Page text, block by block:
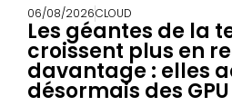
06/08/2026CLOUD
Les géantes de la
croissent plus en
davantage : elles
désormais des GPU